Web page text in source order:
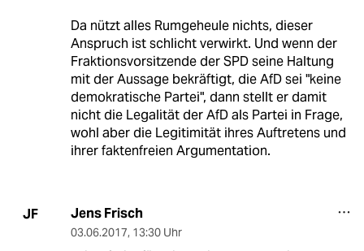
Da nützt alles Rumgeheule nichts, dieser
Anspruch ist schlicht verwirkt. Und wenn der
Fraktionsvorsitzende der SPD seine Haltung
mit der Aussage bekräftigt, die AfD sei "keine
demokratische Partei", dann stellt er damit
nicht die Legalität der AfD als Partei in Frage,
wohl aber die Legitimität ihres Auftretens und
ihrer faktenfreien Argumentation.
JF Jens Frisch
03.06.2017, 13:30 Uhr